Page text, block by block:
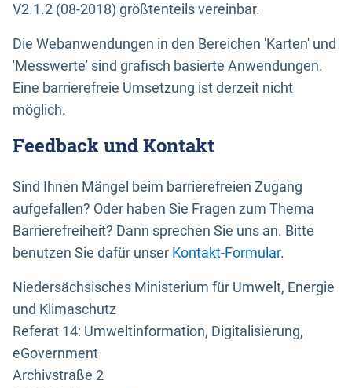
V2.1.2 (08-2018) größtenteils vereinbar.
Die Webanwendungen in den Bereichen 'Karten' und
'Messwerte' sind grafisch basierte Anwendungen.
Eine barrierefreie Umsetzung ist derzeit nicht
möglich.
Feedback und Kontakt
Sind Ihnen Mängel beim barrierefreien Zugang
aufgefallen? Oder haben Sie Fragen zum Thema
Barrierefreiheit? Dann sprechen Sie uns an. Bitte
benutzen Sie dafür unser Kontakt-Formular.
Niedersächsisches Ministerium für Umwelt, Energie
und Klimaschutz
Referat 14: Umweltinformation, Digitalisierung,
eGovernment
Archivstraße 2